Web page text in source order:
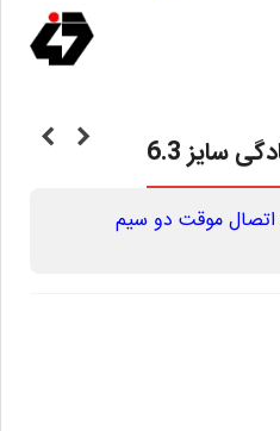
سایز 6.3
موقت دو سیم